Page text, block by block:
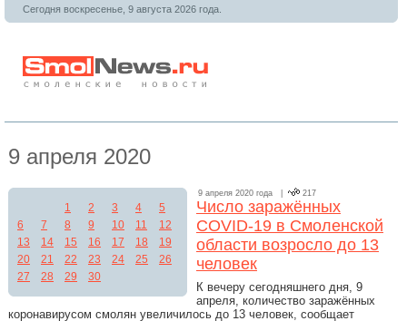
Сегодня воскресенье, 9 августа 2026 года.
9 апреля 2020
1 2 3 4
5
6
7 8 9 10 11
12
13
14 15 16 17 18
19
20
21 22 23 24 25
26
27
28 29 30
9 апреля 2020 года | 217
Число заражённых
COVID-19 в Смоленской
области возросло до 13
человек
К вечеру сегодняшнего дня, 9
апреля, количество заражённых
коронавирусом смолян увеличилось до 13 человек, сообщает